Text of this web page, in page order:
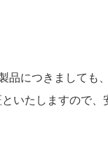
につきましても、
いたしますので